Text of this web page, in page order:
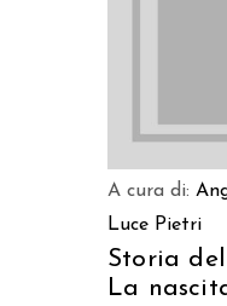
A cura di:
Luce Pietri
Storia
La